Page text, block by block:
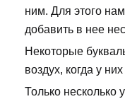
ним. Для этого
добавить в нее
Некоторые
воздух, когда у
Только несколько